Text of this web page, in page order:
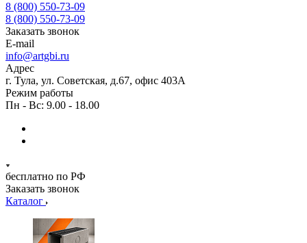
8 (800) 550-73-09
8 (800) 550-73-09
Заказать звонок
E-mail
info@artgbi.ru
Адрес
г. Тула, ул. Советская, д.67, офис 403А
Режим работы
Пн - Вс: 9.00 - 18.00
бесплатно по РФ
Заказать звонок
Каталог